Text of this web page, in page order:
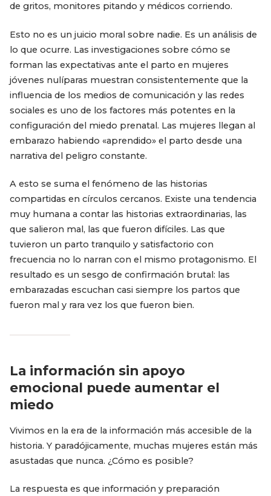
de gritos, monitores pitando y médicos corriendo.
Esto no es un juicio moral sobre nadie. Es un análisis de
lo que ocurre. Las investigaciones sobre cómo se
forman las expectativas ante el parto en mujeres
jóvenes nulíparas muestran consistentemente que la
influencia de los medios de comunicación y las redes
sociales es uno de los factores más potentes en la
configuración del miedo prenatal. Las mujeres llegan al
embarazo habiendo «aprendido» el parto desde una
narrativa del peligro constante.
A esto se suma el fenómeno de las historias
compartidas en círculos cercanos. Existe una tendencia
muy humana a contar las historias extraordinarias, las
que salieron mal, las que fueron difíciles. Las que
tuvieron un parto tranquilo y satisfactorio con
frecuencia no lo narran con el mismo protagonismo. El
resultado es un sesgo de confirmación brutal: las
embarazadas escuchan casi siempre los partos que
fueron mal y rara vez los que fueron bien.
La información sin apoyo
emocional puede aumentar el
miedo
Vivimos en la era de la información más accesible de la
historia. Y paradójicamente, muchas mujeres están más
asustadas que nunca. ¿Cómo es posible?
La respuesta es que información y preparación